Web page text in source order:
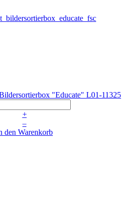
"Educate" L01-11325
+
–
den Warenkorb